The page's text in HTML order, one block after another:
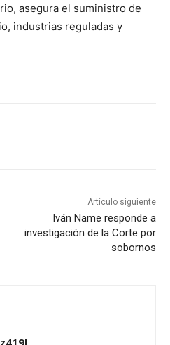
asegura el suministro de
industrias reguladas y
Artículo siguiente
Iván Name responde a
investigación de la Corte por
sobornos
z419l